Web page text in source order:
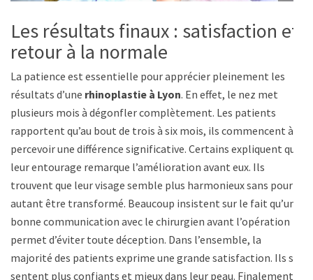
Les résultats finaux : satisfaction et
retour à la normale
La patience est essentielle pour apprécier pleinement les
résultats d’une rhinoplastie à Lyon. En effet, le nez met
plusieurs mois à dégonfler complètement. Les patients
rapportent qu’au bout de trois à six mois, ils commencent à
percevoir une différence significative. Certains expliquent que
leur entourage remarque l’amélioration avant eux. Ils
trouvent que leur visage semble plus harmonieux sans pour
autant être transformé. Beaucoup insistent sur le fait qu’une
bonne communication avec le chirurgien avant l’opération
permet d’éviter toute déception. Dans l’ensemble, la
majorité des patients exprime une grande satisfaction. Ils se
sentent plus confiants et mieux dans leur peau. Finalement,